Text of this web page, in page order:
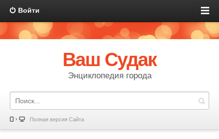
Войти
Ваш Судак
Энциклопедия города
Полная версия Сайта